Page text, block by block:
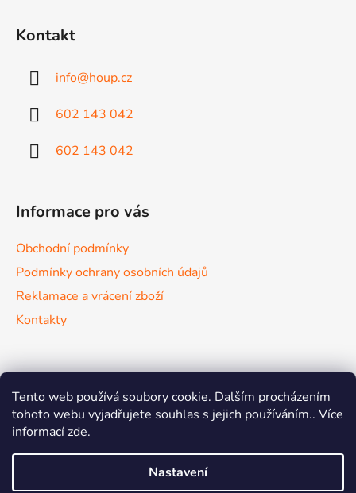
Tento web používá soubory cookie. Dalším procházením
tohoto webu vyjadřujete souhlas s jejich používáním.. Více
informacízde.
Nastavení
Kontakt
info@houp.cz
602 143 042
602 143 042
Informace pro vás
Obchodní podmínky
Podmínky ochrany osobních údajů
Reklamace a vrácení zboží
Kontakty
Nákupní košík